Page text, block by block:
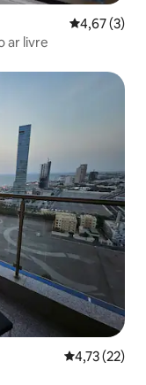
4,67 de
4,67 (3)
ar livre
4,73 de uma
4,73 (22)